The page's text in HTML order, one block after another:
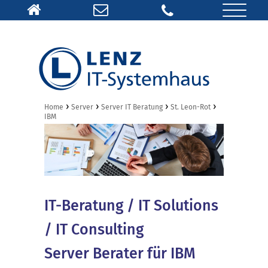
Home › Server › Server IT Beratung › St. Leon-Rot ›
IBM
IT-Beratung / IT Solutions
/ IT Consulting
Server Berater für IBM